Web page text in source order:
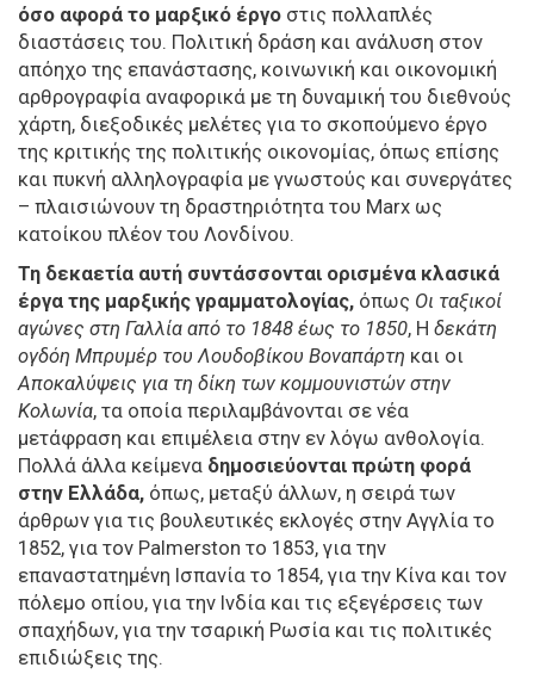
όσο αφορά το μαρξικό έργο στις πολλαπλές
διαστάσεις του. Πολιτική δράση και ανάλυση στον
απόηχο της επανάστασης, κοινωνική και οικονομική
αρθρογραφία αναφορικά με τη δυναμική του διεθνούς
χάρτη, διεξοδικές μελέτες για το σκοπούμενο έργο
της κριτικής της πολιτικής οικονομίας, όπως επίσης
και πυκνή αλληλογραφία με γνωστούς και συνεργάτες
– πλαισιώνουν τη δραστηριότητα του Marx ως
κατοίκου πλέον του Λονδίνου.
Τη δεκαετία αυτή συντάσσονται ορισμένα κλασικά
έργα της μαρξικής γραμματολογίας, όπως Οι ταξικοί
αγώνες στη Γαλλία από το 1848 έως το 1850, Η δεκάτη
ογδόη Μπρυμέρ του Λουδοβίκου Βοναπάρτη και οι
Αποκαλύψεις για τη δίκη των κομμουνιστών στην
Κολωνία, τα οποία περιλαμβάνονται σε νέα
μετάφραση και επιμέλεια στην εν λόγω ανθολογία.
Πολλά άλλα κείμενα δημοσιεύονται πρώτη φορά
στην Ελλάδα, όπως, μεταξύ άλλων, η σειρά των
άρθρων για τις βουλευτικές εκλογές στην Αγγλία το
1852, για τον Palmerston το 1853, για την
επαναστατημένη Ισπανία το 1854, για την Κίνα και τον
πόλεμο οπίου, για την Ινδία και τις εξεγέρσεις των
σπαχήδων, για την τσαρική Ρωσία και τις πολιτικές
επιδιώξεις της.